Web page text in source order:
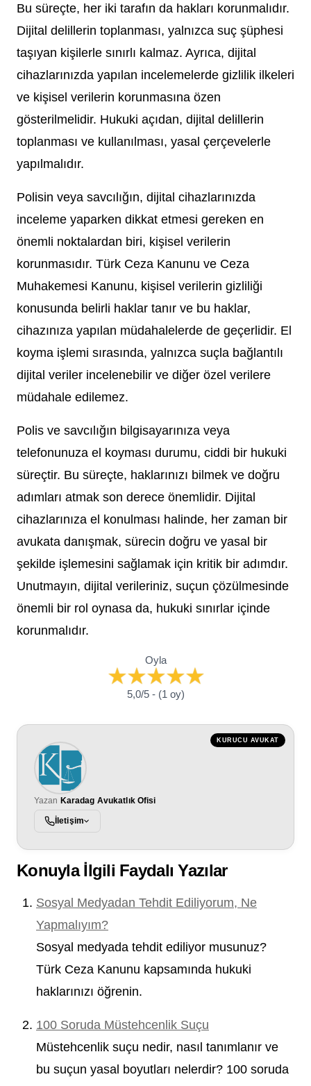
Bu süreçte, her iki tarafın da hakları korunmalıdır.
Dijital delillerin toplanması, yalnızca suç şüphesi
taşıyan kişilerle sınırlı kalmaz. Ayrıca, dijital
cihazlarınızda yapılan incelemelerde gizlilik ilkeleri
ve kişisel verilerin korunmasına özen
gösterilmelidir. Hukuki açıdan, dijital delillerin
toplanması ve kullanılması, yasal çerçevelerle
yapılmalıdır.
Polisin veya savcılığın, dijital cihazlarınızda
inceleme yaparken dikkat etmesi gereken en
önemli noktalardan biri, kişisel verilerin
korunmasıdır. Türk Ceza Kanunu ve Ceza
Muhakemesi Kanunu, kişisel verilerin gizliliği
konusunda belirli haklar tanır ve bu haklar,
cihazınıza yapılan müdahalelerde de geçerlidir. El
koyma işlemi sırasında, yalnızca suçla bağlantılı
dijital veriler incelenebilir ve diğer özel verilere
müdahale edilemez.
Polis ve savcılığın bilgisayarınıza veya
telefonunuza el koyması durumu, ciddi bir hukuki
süreçtir. Bu süreçte, haklarınızı bilmek ve doğru
adımları atmak son derece önemlidir. Dijital
cihazlarınıza el konulması halinde, her zaman bir
avukata danışmak, sürecin doğru ve yasal bir
şekilde işlemesini sağlamak için kritik bir adımdır.
Unutmayın, dijital verileriniz, suçun çözülmesinde
önemli bir rol oynasa da, hukuki sınırlar içinde
korunmalıdır.
Oyla
5,0/5 - (1 oy)
KURUCU AVUKAT
Yazan Karadag Avukatlık Ofisi
İletişim
Konuyla İlgili Faydalı Yazılar
Sosyal Medyadan Tehdit Ediliyorum, Ne
Yapmalıyım?
Sosyal medyada tehdit ediliyor musunuz?
Türk Ceza Kanunu kapsamında hukuki
haklarınızı öğrenin.
100 Soruda Müstehcenlik Suçu
Müstehcenlik suçu nedir, nasıl tanımlanır ve
bu suçun yasal boyutları nelerdir? 100 soruda